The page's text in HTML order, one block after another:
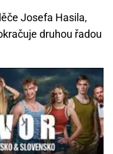
Josefa Hasila,
druhou řadou